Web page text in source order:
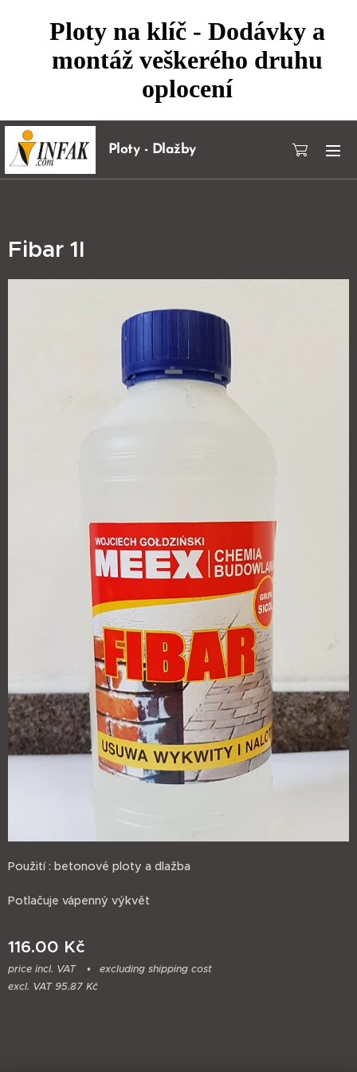
Ploty na klíč - Dodávky a
montáž veškerého druhu
oplocení
Ploty - Dlažby
Fibar 1l
Použití : betonové ploty a dlažba
Potlačuje vápenný výkvět
116.00 Kč
price incl. VAT
excluding shipping cost
excl. VAT 95.87 Kč